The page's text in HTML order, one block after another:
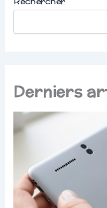
Derniers